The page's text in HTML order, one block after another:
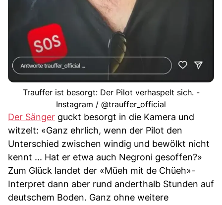
Trauffer ist besorgt: Der Pilot verhaspelt sich. -
Instagram / @trauffer_official
Der Sänger guckt besorgt in die Kamera und
witzelt: «Ganz ehrlich, wenn der Pilot den
Unterschied zwischen windig und bewölkt nicht
kennt ... Hat er etwa auch Negroni gesoffen?»
Zum Glück landet der «Müeh mit de Chüeh»-
Interpret dann aber rund anderthalb Stunden auf
deutschem Boden. Ganz ohne weitere